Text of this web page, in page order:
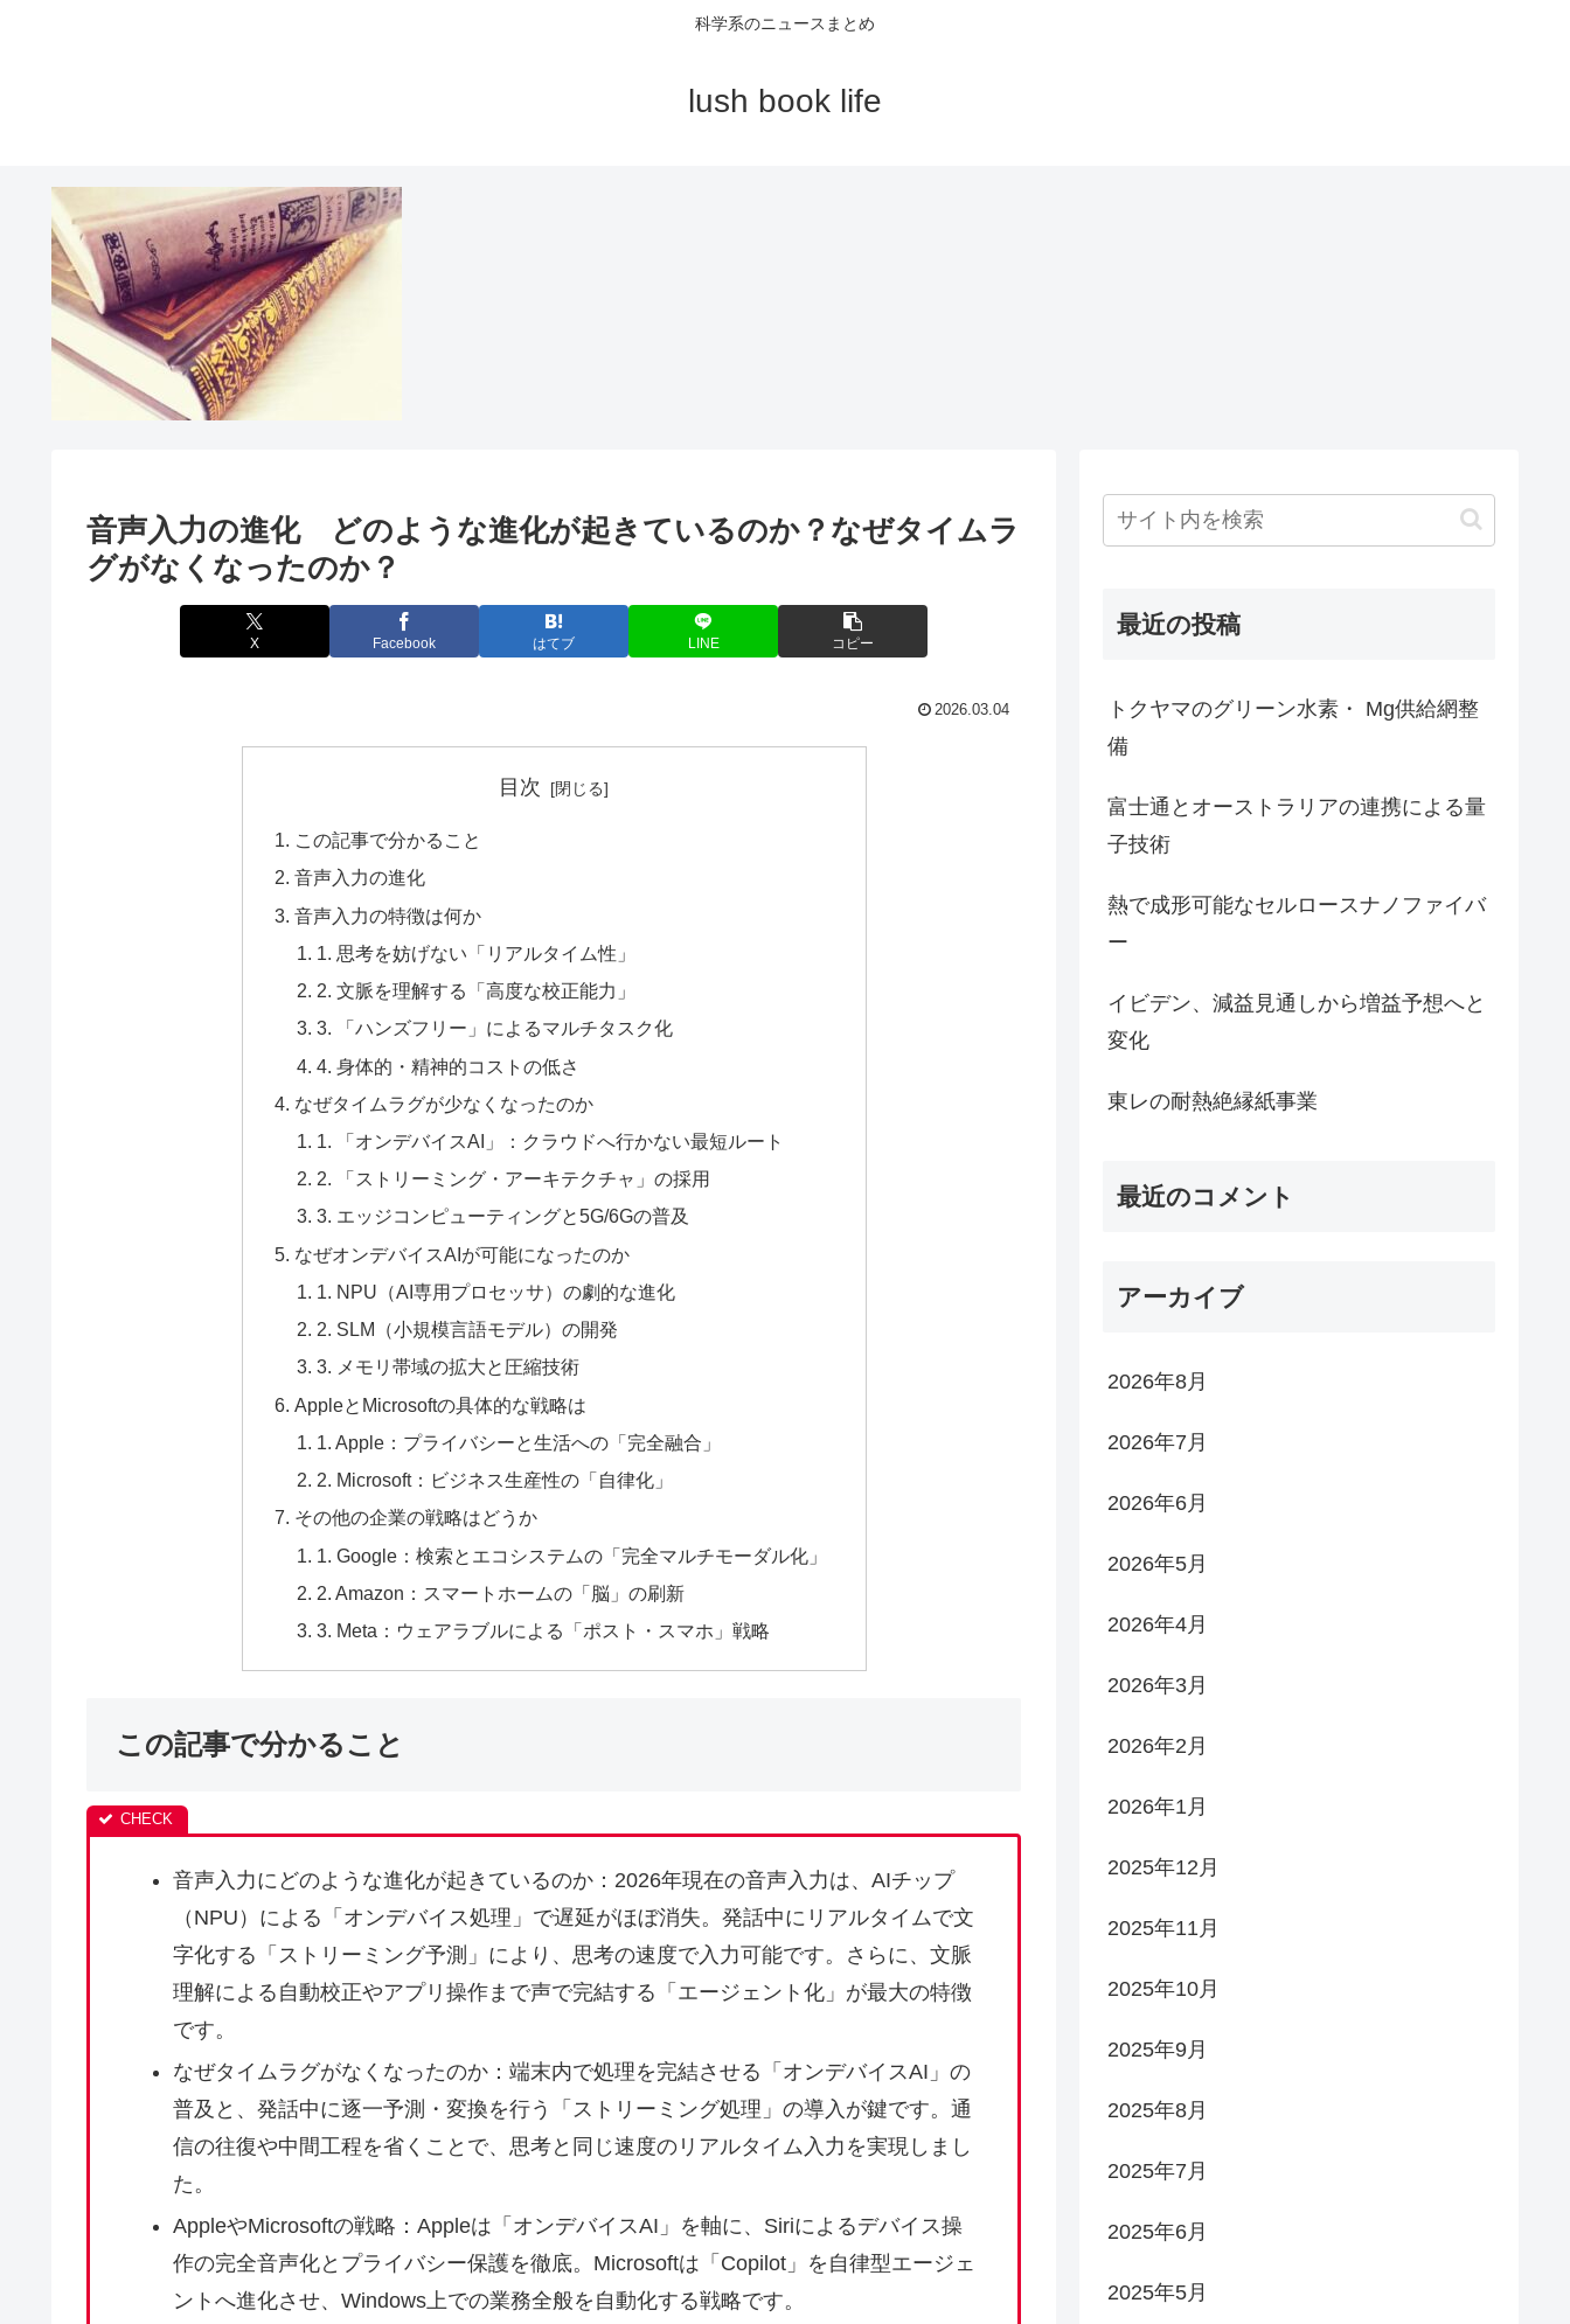
科学系のニュースまとめ
lush book life
音声入力の進化 どのような進化が起きているのか？なぜタイムラ
グがなくなったのか？
X Facebook はてブ LINE コピー
2026.03.04
目次
この記事で分かること
音声入力の進化
音声入力の特徴は何か
1. 思考を妨げない「リアルタイム性」
2. 文脈を理解する「高度な校正能力」
3. 「ハンズフリー」によるマルチタスク化
4. 身体的・精神的コストの低さ
なぜタイムラグが少なくなったのか
1. 「オンデバイスAI」：クラウドへ行かない最短ルート
2. 「ストリーミング・アーキテクチャ」の採用
3. エッジコンピューティングと5G/6Gの普及
なぜオンデバイスAIが可能になったのか
1. NPU（AI専用プロセッサ）の劇的な進化
2. SLM（小規模言語モデル）の開発
3. メモリ帯域の拡大と圧縮技術
AppleとMicrosoftの具体的な戦略は
1. Apple：プライバシーと生活への「完全融合」
2. Microsoft：ビジネス生産性の「自律化」
その他の企業の戦略はどうか
1. Google：検索とエコシステムの「完全マルチモーダル化」
2. Amazon：スマートホームの「脳」の刷新
3. Meta：ウェアラブルによる「ポスト・スマホ」戦略
この記事で分かること
音声入力にどのような進化が起きているのか：2026年現在の音声入力は、AIチップ
（NPU）による「オンデバイス処理」で遅延がほぼ消失。発話中にリアルタイムで文
字化する「ストリーミング予測」により、思考の速度で入力可能です。さらに、文脈
理解による自動校正やアプリ操作まで声で完結する「エージェント化」が最大の特徴
です。
なぜタイムラグがなくなったのか：端末内で処理を完結させる「オンデバイスAI」の
普及と、発話中に逐一予測・変換を行う「ストリーミング処理」の導入が鍵です。通
信の往復や中間工程を省くことで、思考と同じ速度のリアルタイム入力を実現しまし
た。
AppleやMicrosoftの戦略：Appleは「オンデバイスAI」を軸に、Siriによるデバイス操
作の完全音声化とプライバシー保護を徹底。Microsoftは「Copilot」を自律型エージェ
ントへ進化させ、Windows上での業務全般を自動化する戦略です。
最近の投稿
トクヤマのグリーン水素・ Mg供給網整
備
富士通とオーストラリアの連携による量
子技術
熱で成形可能なセルロースナノファイバ
ー
イビデン、減益見通しから増益予想へと
変化
東レの耐熱絶縁紙事業
最近のコメント
アーカイブ
2026年8月
2026年7月
2026年6月
2026年5月
2026年4月
2026年3月
2026年2月
2026年1月
2025年12月
2025年11月
2025年10月
2025年9月
2025年8月
2025年7月
2025年6月
2025年5月